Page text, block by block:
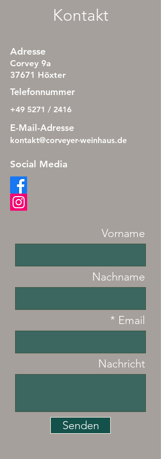
Kontakt
Adresse
Corvey 9a
37671 Höxter
Telefonnummer
+49 5271 / 2416
E-Mail-Adresse
kontakt@corveyer-weinhaus.de
Social Media
Vorname
Nachname
Email
Nachricht
Senden